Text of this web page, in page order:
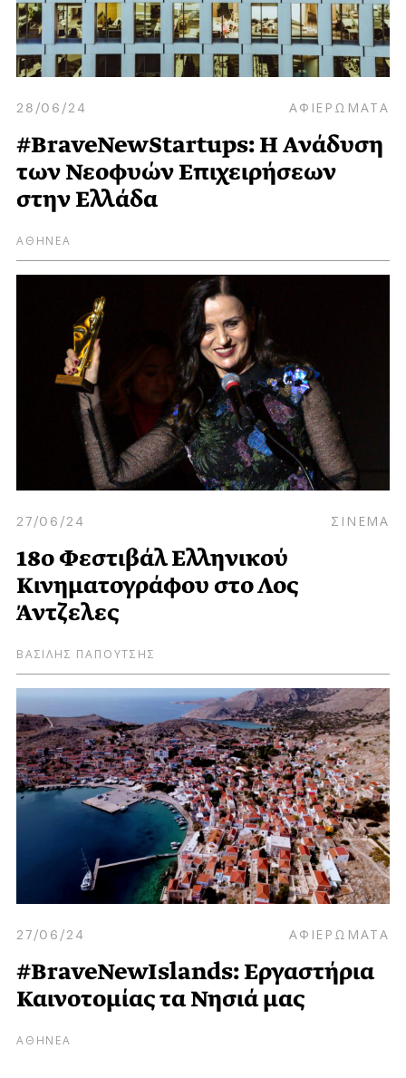
28/06/24 ΑΦΙΕΡΩΜΑΤΑ
#BraveNewStartups: H Ανάδυση
των Νεοφυών Επιχειρήσεων
στην Ελλάδα
ΑΘΗΝΕΑ
27/06/24 ΣΙΝΕΜΑ
18ο Φεστιβάλ Ελληνικού
Κινηματογράφου στο Λος
Άντζελες
ΒΑΣΙΛΗΣ ΠΑΠΟΥΤΣΗΣ
27/06/24 ΑΦΙΕΡΩΜΑΤΑ
#BraveNewIslands: Εργαστήρια
Καινοτομίας τα Νησιά μας
ΑΘΗΝΕΑ